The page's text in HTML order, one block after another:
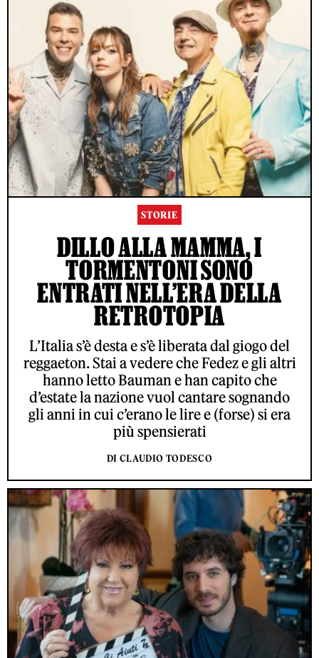
STORIE
DILLO ALLA MAMMA, I
TORMENTONI SONO
ENTRATI NELL’ERA DELLA
RETROTOPIA
L’Italia s’è desta e s’è liberata dal giogo del
reggaeton. Stai a vedere che Fedez e gli altri
hanno letto Bauman e han capito che
d’estate la nazione vuol cantare sognando
gli anni in cui c’erano le lire e (forse) si era
più spensierati
DI CLAUDIO TODESCO